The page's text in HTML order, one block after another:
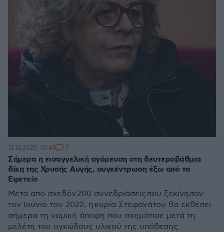
Σήμερα η εισαγγελική αγόρευση στη δευτεροβάθμια
δίκη της Χρυσής Αυγής, συγκέντρωση έξω από το
Εφετείο
Μετά από σχεδόν 200 συνεδριάσεις που ξεκίνησαν
τον Ιούνιο του 2022, η κυρία Στεφανάτου θα εκθέσει
σήμερα τη νομική άποψη που σχημάτισε μετά τη
μελέτη του ογκώδους υλικού της υπόθεσης
12.12.2025, 10:43 7